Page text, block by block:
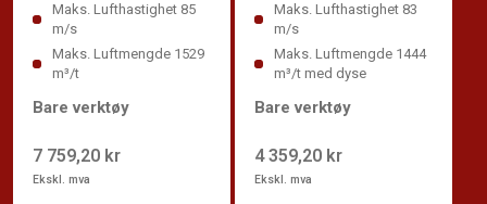
Maks. Lufthastighet 85
m/s
Maks. Luftmengde 1529
m³/t
7 759,20 kr
Ekskl. mva
Bare verktøy
Maks. Lufthastighet 83
m/s
Maks. Luftmengde 1444
m³/t med dyse
4 359,20 kr
Ekskl. mva
Bare verktøy